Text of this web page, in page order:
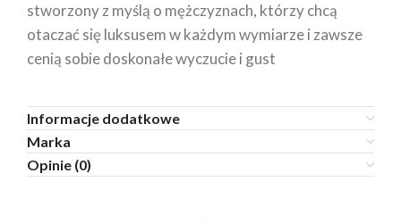
stworzony z myślą o mężczyznach, którzy chcą
otaczać się luksusem w każdym wymiarze i zawsze
cenią sobie doskonałe wyczucie i gust
Informacje dodatkowe
Marka
Opinie (0)